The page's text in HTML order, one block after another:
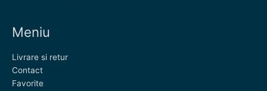
Meniu
Livrare si retur
Contact
Favorite